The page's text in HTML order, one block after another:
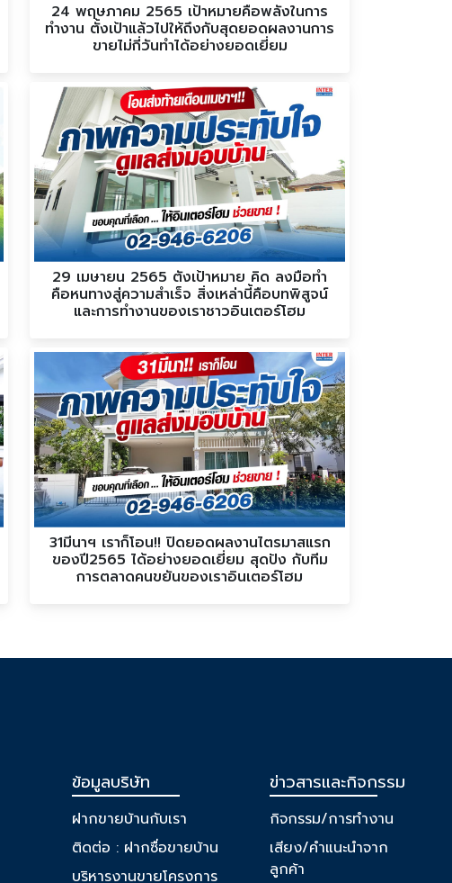
24 พฤษภาคม 2565 เป้าหมายคือพลังในการ
ทำงาน ตั้งเป้าแล้วไปให้ถึงกับสุดยอดผลงานการ
ขายไม่กี่วันทำได้อย่างยอดเยี่ยม
29 เมษายน 2565 ตั้งเป้าหมาย คิด ลงมือทำ
คือหนทางสู่ความสำเร็จ สิ่งเหล่านี้คือบทพิสูจน์
และการทำงานของเราชาวอินเตอร์โฮม
31มีนาฯ เราก็โอน!! ปิดยอดผลงานไตรมาสแรก
ของปี2565 ได้อย่างยอดเยี่ยม สุดปัง กับทีม
การตลาดคนขยันของเราอินเตอร์โฮม
ข้อมูลบริษัท
ฝากขายบ้านกับเรา
ติดต่อ : ฝากซื่อขายบ้าน
บริหารงานขายโครงการ
ข่าวสารและกิจกรรม
กิจกรรม/การทำงาน
เสียง/คำแนะนำจาก
ลูกค้า